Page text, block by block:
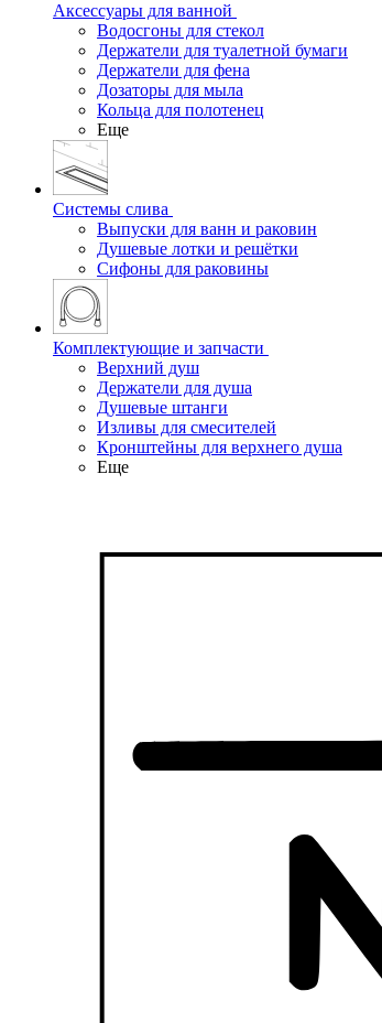
Аксессуары для ванной
Водосгоны для стекол
Держатели для туалетной бумаги
Держатели для фена
Дозаторы для мыла
Кольца для полотенец
Еще
Системы слива
Выпуски для ванн и раковин
Душевые лотки и решётки
Сифоны для раковины
Комплектующие и запчасти
Верхний душ
Держатели для душа
Душевые штанги
Изливы для смесителей
Кронштейны для верхнего душа
Еще